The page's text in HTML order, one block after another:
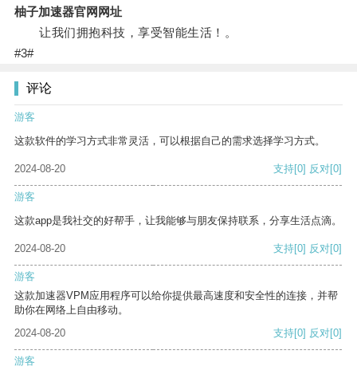
柚子加速器官网网址
让我们拥抱科技，享受智能生活！。
#3#
评论
游客
这款软件的学习方式非常灵活，可以根据自己的需求选择学习方式。
2024-08-20 支持[0] 反对[0]
游客
这款app是我社交的好帮手，让我能够与朋友保持联系，分享生活点滴。
2024-08-20 支持[0] 反对[0]
游客
这款加速器VPM应用程序可以给你提供最高速度和安全性的连接，并帮
助你在网络上自由移动。
2024-08-20
支持[0] 反对[0]
游客